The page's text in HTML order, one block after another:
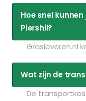
Hoe snel
Piershil?
Wat zijn de